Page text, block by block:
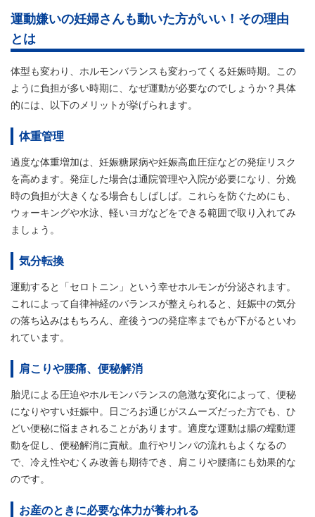
運動嫌いの妊婦さんも動いた方がいい！その理由
とは
体型も変わり、ホルモンバランスも変わってくる妊娠時期。この
ように負担が多い時期に、なぜ運動が必要なのでしょうか？具体
的には、以下のメリットが挙げられます。
体重管理
過度な体重増加は、妊娠糖尿病や妊娠高血圧症などの発症リスク
を高めます。発症した場合は通院管理や入院が必要になり、分娩
時の負担が大きくなる場合もしばしば。これらを防ぐためにも、
ウォーキングや水泳、軽いヨガなどをできる範囲で取り入れてみ
ましょう。
気分転換
運動すると「セロトニン」という幸せホルモンが分泌されます。
これによって自律神経のバランスが整えられると、妊娠中の気分
の落ち込みはもちろん、産後うつの発症率までもが下がるといわ
れています。
肩こりや腰痛、便秘解消
胎児による圧迫やホルモンバランスの急激な変化によって、便秘
になりやすい妊娠中。日ごろお通じがスムーズだった方でも、ひ
どい便秘に悩まされることがあります。適度な運動は腸の蠕動運
動を促し、便秘解消に貢献。血行やリンパの流れもよくなるの
で、冷え性やむくみ改善も期待でき、肩こりや腰痛にも効果的な
のです。
お産のときに必要な体力が養われる